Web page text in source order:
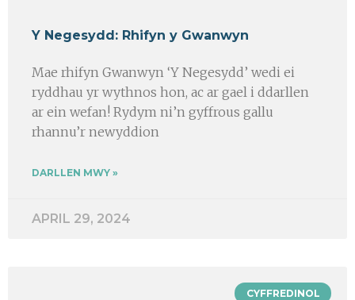
Y Negesydd: Rhifyn y Gwanwyn
Mae rhifyn Gwanwyn ‘Y Negesydd’ wedi ei
ryddhau yr wythnos hon, ac ar gael i ddarllen
ar ein wefan! Rydym ni’n gyffrous gallu
rhannu’r newyddion
DARLLEN MWY »
APRIL 29, 2024
CYFFREDINOL